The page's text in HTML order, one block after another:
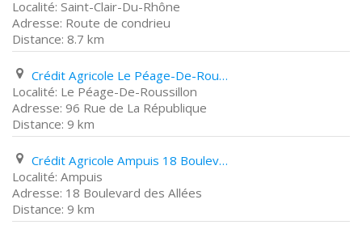
Saint-Clair-Du-Rhône
Route de condrieu
8.7 km
Crédit Agricole Le Péage-De-Roussillon 96 Rue de La République
Le Péage-De-Roussillon
96 Rue de La République
9 km
Crédit Agricole Ampuis 18 Boulevard des Allées
Ampuis
18 Boulevard des Allées
9 km